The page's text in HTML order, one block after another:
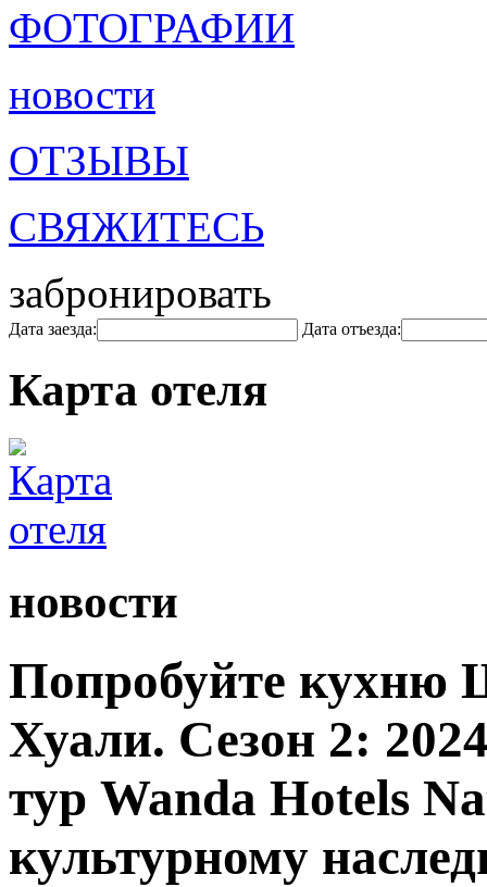
ФОТОГРАФИИ
новости
ОТЗЫВЫ
СВЯЖИТЕСЬ
забронировать
Дата заезда: Дата отъезда:
Карта отеля
новости
Попробуйте кухню
Хуали. Сезон 2:
тур Wanda Hotels
культурному